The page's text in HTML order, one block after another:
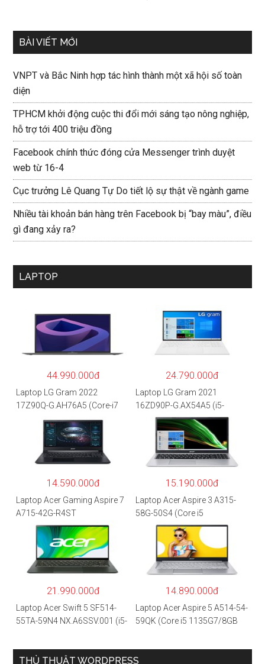
BÀI VIẾT MỚI
VNPT và Bắc Ninh hợp tác hình thành một xã hội số toàn
diện
TPHCM khởi động cuộc thi đổi mới sáng tạo nông nghiệp,
hỗ trợ tới 400 triệu đồng
Facebook chính thức đóng cửa Messenger trình duyệt
web từ 16-4
Cục trưởng Lê Quang Tự Do tiết lộ sự thật về ngành game
Nhiều tài khoản bán hàng trên Facebook bị “bay màu”, điều
gì đang xảy ra?
LAPTOP
44.990.000đ
Laptop LG Gram 2022
17Z90Q-G.AH76A5 (Core-i7
1260P/16GB/512GB/17″
WQXGA/Win 11/Xám)
24.790.000đ
Laptop LG Gram 2021
16ZD90P-G.AX54A5 (i5-
1135G7/8GB RAM/512GB
SSD/16″WQXGA/Dos/Trắng)
14.590.000đ
Laptop Acer Gaming Aspire 7
A715-42G-R4ST
NH.QAYSV.004 (R5
5500U/8GB RAM/256GB
SSD/15.6″FHD IPS/GTX1650
4GB/Win10) – Hàng chính
15.190.000đ
Laptop Acer Aspire 3 A315-
58G-50S4 (Core i5
1135G7/8GB
RAM/512GB/15.6″FHD/MX35
0 2GB/Win 10/Bạc)
21.990.000đ
Laptop Acer Swift 5 SF514-
55TA-59N4 NX.A6SSV.001 (i5-
anh) – Hàng chính hãng
14.890.000đ
Laptop Acer Aspire 5 A514-54-
59QK (Core i5 1135G7/8GB
THỦ THUẬT WORDPRESS